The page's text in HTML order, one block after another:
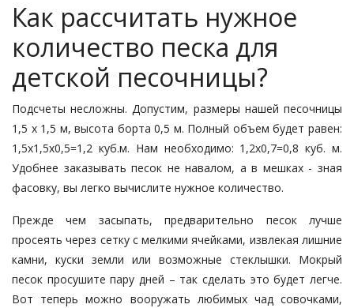
Как рассчитать нужное
количество песка для
детской песочницы?
Подсчеты несложны. Допустим, размеры нашей песочницы
1,5 х 1,5 м, высота борта 0,5 м. Полный объем будет равен:
1,5х1,5х0,5=1,2 куб.м. Нам необходимо: 1,2х0,7=0,8 куб. м.
Удобнее заказывать песок не навалом, а в мешках - зная
фасовку, вы легко вычислите нужное количество.
Прежде чем засыпать, предварительно песок лучше
просеять через сетку с мелкими ячейками, извлекая лишние
камни, куски земли или возможные стеклышки. Мокрый
песок просушите пару дней – так сделать это будет легче.
Вот теперь можно вооружать любимых чад совочками,